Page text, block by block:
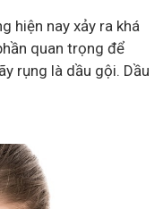
hiện nay xảy ra khá
quan trọng để
rụng là dầu gội. Dầu